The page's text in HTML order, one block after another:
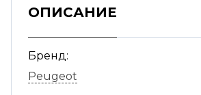
ОПИСАНИЕ
Бренд:
Peugeot